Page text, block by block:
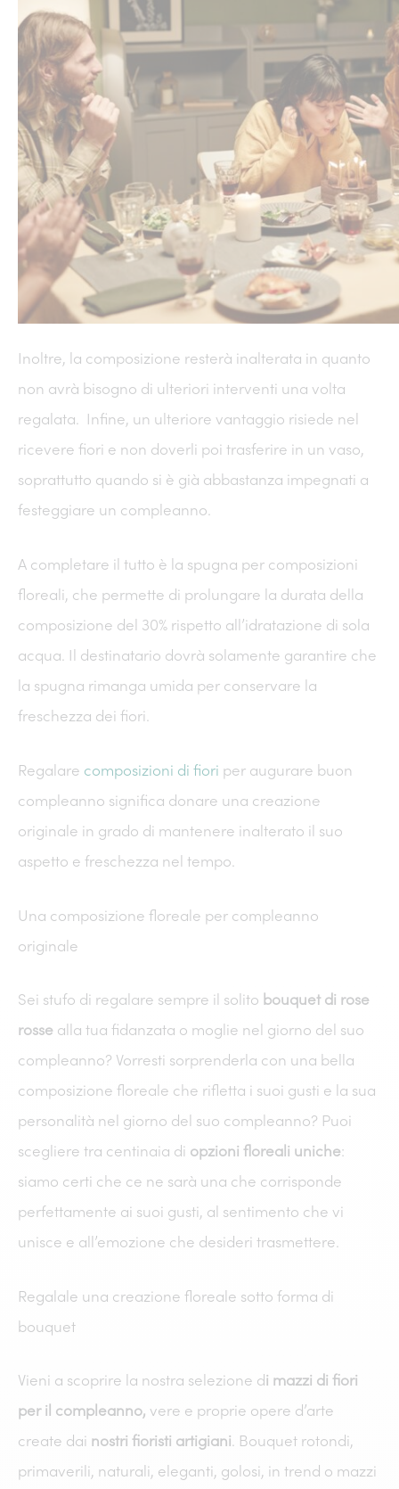
Inoltre, la composizione resterà inalterata in quanto
non avrà bisogno di ulteriori interventi una volta
regalata. Infine, un ulteriore vantaggio risiede nel
ricevere fiori e non doverli poi trasferire in un vaso,
soprattutto quando si è già abbastanza impegnati a
festeggiare un compleanno.
A completare il tutto è la spugna per composizioni
floreali, che permette di prolungare la durata della
composizione del 30% rispetto all’idratazione di sola
acqua. Il destinatario dovrà solamente garantire che
la spugna rimanga umida per conservare la
freschezza dei fiori.
Regalare composizioni di fiori per augurare buon
compleanno significa donare una creazione
originale in grado di mantenere inalterato il suo
aspetto e freschezza nel tempo.
Una composizione floreale per compleanno
originale
Sei stufo di regalare sempre il solito bouquet di rose
rosse alla tua fidanzata o moglie nel giorno del suo
compleanno? Vorresti sorprenderla con una bella
composizione floreale che rifletta i suoi gusti e la sua
personalità nel giorno del suo compleanno? Puoi
scegliere tra centinaia di opzioni floreali uniche:
siamo certi che ce ne sarà una che corrisponde
perfettamente ai suoi gusti, al sentimento che vi
unisce e all’emozione che desideri trasmettere.
Regalale una creazione floreale sotto forma di
bouquet
Vieni a scoprire la nostra selezione di mazzi di fiori
per il compleanno, vere e proprie opere d’arte
create dai nostri fioristi artigiani. Bouquet rotondi,
primaverili, naturali, eleganti, golosi, in trend o mazzi